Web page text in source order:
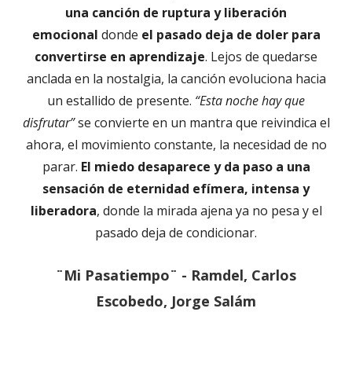
una canción de ruptura y liberación
emocional donde el pasado deja de doler para
convertirse en aprendizaje. Lejos de quedarse
anclada en la nostalgia, la canción evoluciona hacia
un estallido de presente. “Esta noche hay que
disfrutar”se convierte en un mantra que reivindica el
ahora, el movimiento constante, la necesidad de no
parar. El miedo desaparece y da paso a una
sensación de eternidad efímera, intensa y
liberadora, donde la mirada ajena ya no pesa y el
pasado deja de condicionar.
¨Mi Pasatiempo¨ - Ramdel, Carlos
Escobedo, Jorge Salám